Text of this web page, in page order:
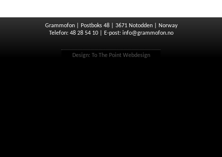
Grammofon | Postboks 48 | 3671 Notodden | Norway
Telefon: 48 28 54 10 | E-post: info@grammofon.no
Design: To The Point Webdesign